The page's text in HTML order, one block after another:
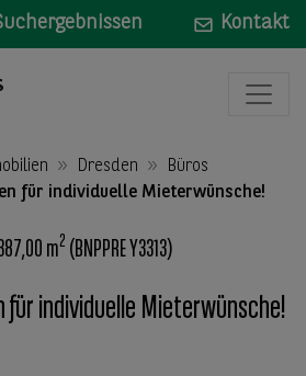
Kontakt
Dresden
Büros
für individuelle Mieterwünsche!
m2 (BNPPRE Y3313)
für individuelle Mieterwünsche!